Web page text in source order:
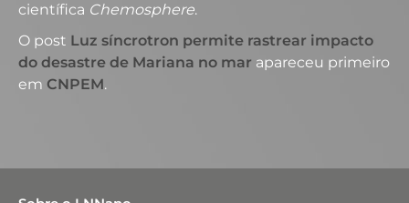
científica Chemosphere.
O post Luz síncrotron permite rastrear impacto
do desastre de Mariana no mar apareceu primeiro
em CNPEM.